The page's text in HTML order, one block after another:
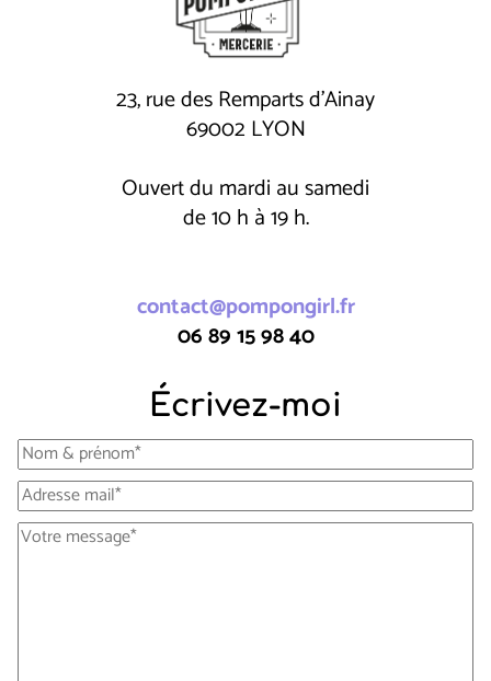
23, rue des Remparts d'Ainay
69002 LYON
Ouvert du mardi au samedi
de 10 h à 19 h.
contact@pompongirl.fr
06 89 15 98 40
Écrivez-moi